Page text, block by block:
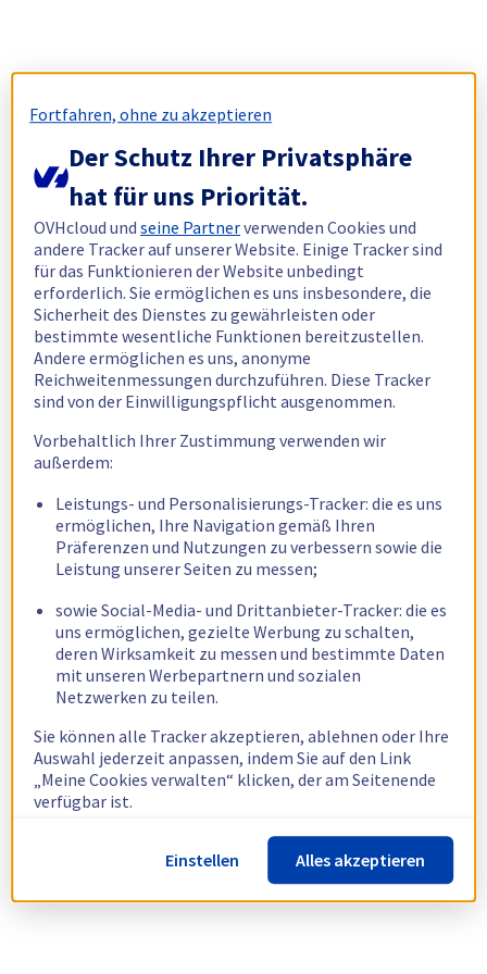
Fortfahren, ohne zu akzeptieren
Der Schutz Ihrer Privatsphäre
hat für uns Priorität.
OVHcloud undseine Partnerverwenden Cookies und
andere Tracker auf unserer Website. Einige Tracker sind
für das Funktionieren der Website unbedingt
erforderlich. Sie ermöglichen es uns insbesondere, die
Sicherheit des Dienstes zu gewährleisten oder
bestimmte wesentliche Funktionen bereitzustellen.
Andere ermöglichen es uns, anonyme
Reichweitenmessungen durchzuführen. Diese Tracker
sind von der Einwilligungspflicht ausgenommen.
Vorbehaltlich Ihrer Zustimmung verwenden wir
außerdem:
Leistungs- und Personalisierungs-Tracker: die es uns
ermöglichen, Ihre Navigation gemäß Ihren
Präferenzen und Nutzungen zu verbessern sowie die
Leistung unserer Seiten zu messen;
sowie Social-Media- und Drittanbieter-Tracker: die es
uns ermöglichen, gezielte Werbung zu schalten,
deren Wirksamkeit zu messen und bestimmte Daten
mit unseren Werbepartnern und sozialen
Netzwerken zu teilen.
Sie können alle Tracker akzeptieren, ablehnen oder Ihre
Auswahl jederzeit anpassen, indem Sie auf den Link
„Meine Cookies verwalten“ klicken, der am Seitenende
verfügbar ist.
Weitere Informationen finden Sie in unsererRichtlinie
zur Verwendung von Cookies.
Einstellen Alles akzeptieren